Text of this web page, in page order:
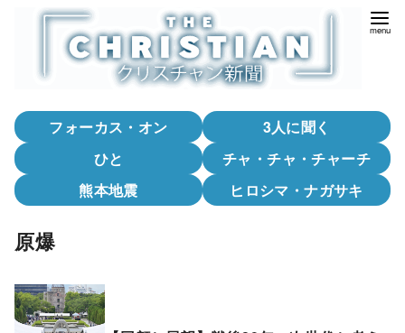
フォーカス・オン
3人に聞く
ひと
チャ・チャ・チャーチ
熊本地震
ヒロシマ・ナガサキ
原爆